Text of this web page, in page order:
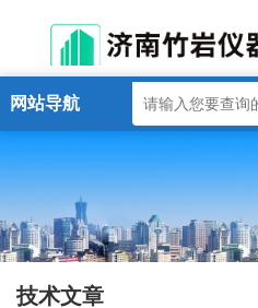
网站导航
技术文章